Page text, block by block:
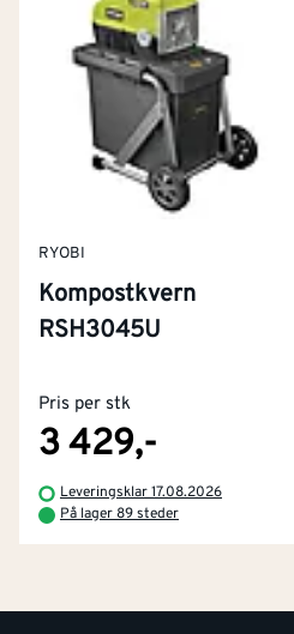
RYOBI
Kompostkvern
RSH3045U
Pris per stk
3 429,-
Leveringsklar 17.08.2026
På lager 89 steder
Kjøpsbetingelser
Retur- og
Tjenester
Montér Klubb
Byggevarehus og
Prismatch